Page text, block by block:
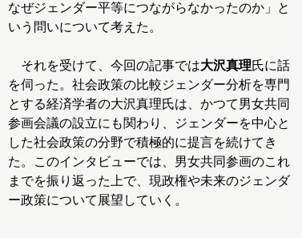
なぜジェンダー平等につながらなかったのか」と
いう問いについて考えた。
それを受けて、今回の記事では大沢真理氏に話
を伺った。社会政策の比較ジェンダー分析を専門
とする経済学者の大沢真理氏は、かつて男女共同
参画会議の設立にも関わり、ジェンダーを中心と
した社会政策の分野で積極的に提言を続けてき
た。このインタビューでは、男女共同参画のこれ
までを振り返った上で、現政権や未来のジェンダ
ー政策について展望していく。